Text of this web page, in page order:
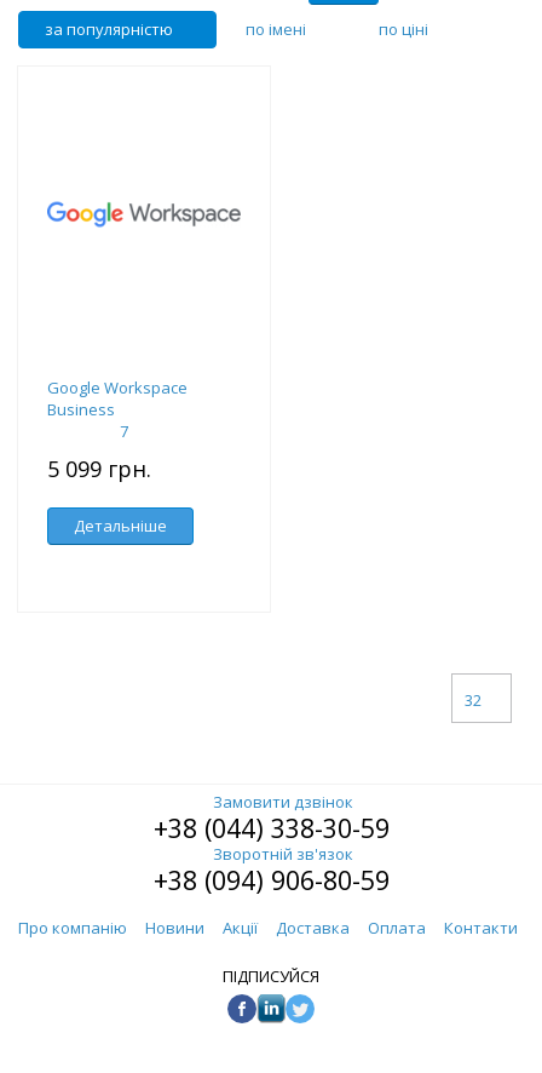
за популярністю по імені по ціні
Google Workspace
Business
7
5 099 грн.
Детальніше
32
Замовити дзвінок
+38 (044) 338-30-59
Зворотній зв'язок
+38 (094) 906-80-59
Про компанію Новини Акції Доставка Оплата Контакти
ПІДПИСУЙСЯ